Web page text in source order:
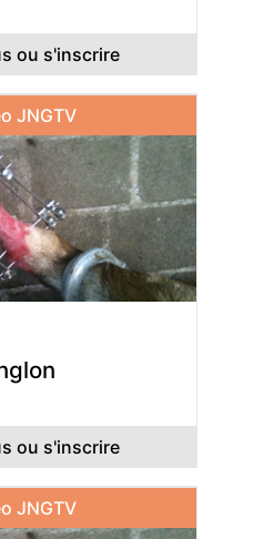
ou s'inscrire
JNGTV
ou s'inscrire
JNGTV